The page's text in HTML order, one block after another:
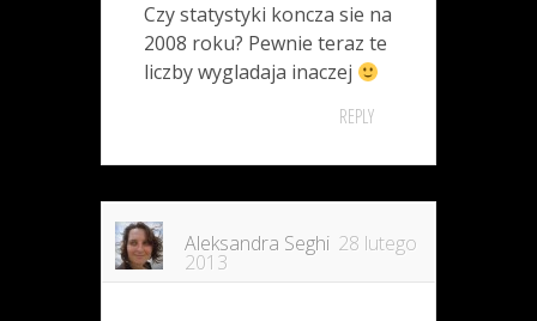
Czy statystyki koncza sie na
2008 roku? Pewnie teraz te
liczby wygladaja inaczej
REPLY
Aleksandra Seghi 28 lutego
2013